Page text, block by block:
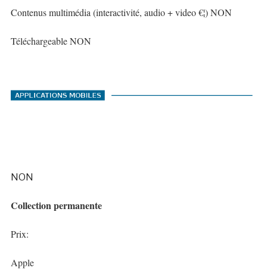
Contenus multimédia (interactivité, audio + video €¦) NON
Téléchargeable NON
NON
Collection permanente
Prix:
Apple